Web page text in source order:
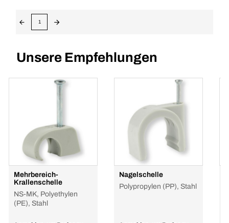
1
Unsere Empfehlungen
Mehrbereich-
Krallenschelle
NS-MK, Polyethylen
(PE), Stahl
Nagelschelle
Polypropylen (PP), Stahl